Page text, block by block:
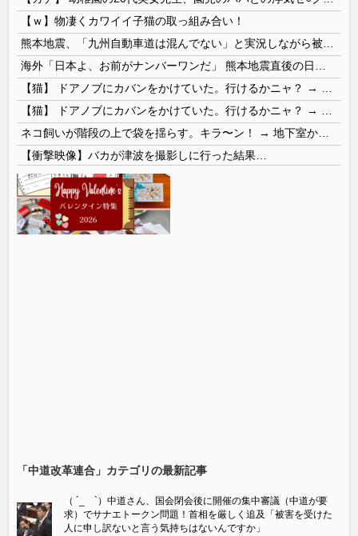
【ｗ】物凄くカワイイ子猫の取っ組み合い！
【衝撃映像】バカが津波を撮影しに行った結果…
「中道改革連合」カテゴリの最新記事
（ ´_ゝ`）中道さん、国会閉会後に開催の集中審議（中道が要
求）でサナエトークン問題！首相を厳しく追及「被害を受けた
人に申し訳ないと言う気持ちはないんですか」